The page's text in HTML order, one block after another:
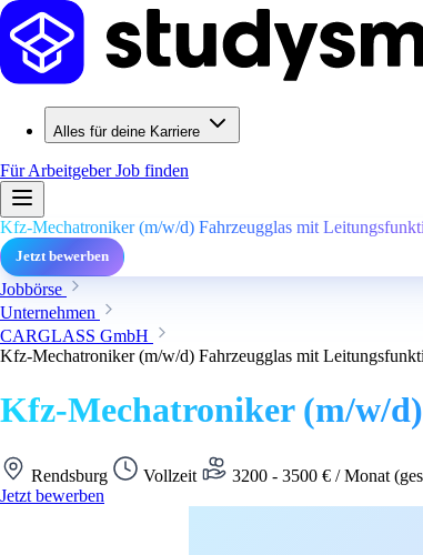
Alles für deine Karriere
Für ArbeitgeberJob finden
Kfz-Mechatroniker (m/w/d) Fahrzeugglas mit
Jetzt bewerben
Jobbörse
Unternehmen
CARGLASS GmbH
Kfz-Mechatroniker (m/w/d) Fahrzeugglas mit
Kfz-Mechatroniker (m/w/
Rendsburg Vollzeit 3200 - 3500 € / Monat
Jetzt bewerben